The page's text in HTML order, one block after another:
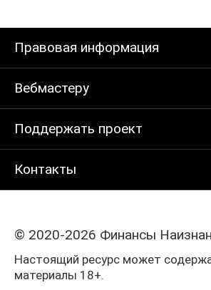
Правовая информация
Вебмастеру
Поддержать проект
Контакты
© 2020-2026 Финансы
Настоящий ресурс может
материалы 18+.